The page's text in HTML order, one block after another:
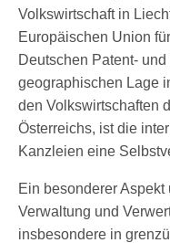
Volkswirtschaft in
Europäischen Union
Deutschen Patent-
geographischen Lage
den Volkswirtschaften
Österreichs, ist die
Kanzleien eine
Ein besonderer
Verwaltung und
insbesondere in